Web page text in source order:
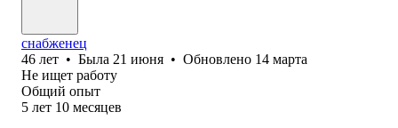
снабженец
46 лет • Была 21 июня • Обновлено 14 марта
Не ищет работу
Общий опыт
5 лет 10 месяцев